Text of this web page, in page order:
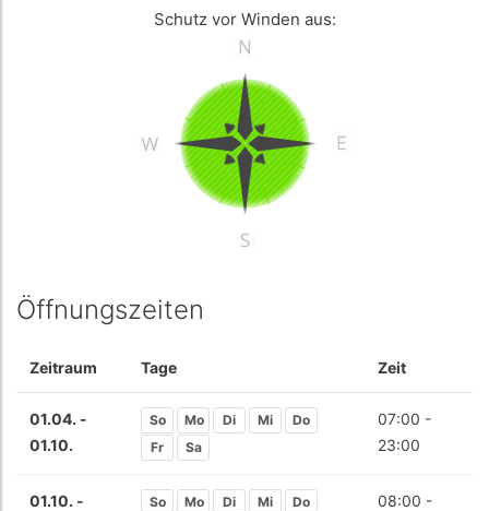
Schutz vor Winden aus:
Öffnungszeiten
Zeitraum Tage Zeit
01.04. -
01.10.
So Mo Di Mi
Do
Fr
Sa
07:00 -
23:00
01.10. -
So Mo Di Mi
Do
08:00 -